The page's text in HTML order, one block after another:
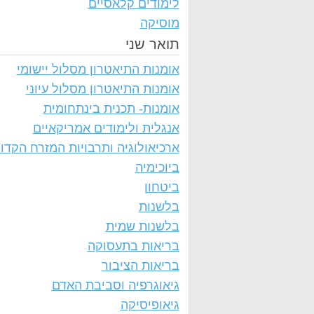
לימודים קלאסיים
מוסיקה
תואר שני
אומנות התיאטרון מסלול יישומי
אומנות התיאטרון מסלול עיוני
אומנות- תכנית בינתחומית
אנגלית ולימודים אמריקאיים
ארכיאולוגיה ותרבויות המזרח
ביוכימיה
ביטחון
בלשנות
בלשנות שמית
בריאות בתעסוקה
בריאות הציבור
גיאוגרפיה וסביבת האדם
גיאופיסיקה